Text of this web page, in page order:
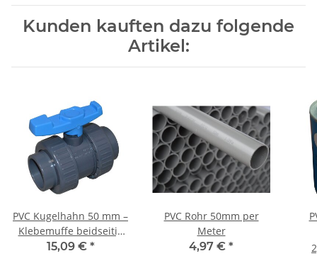
Kunden kauften dazu folgende
Artikel:
PVC Kugelhahn 50 mm –
Klebemuffe beidseitig
mit
15,09 € *
PVC Rohr 50mm per
Meter
4,97 € *